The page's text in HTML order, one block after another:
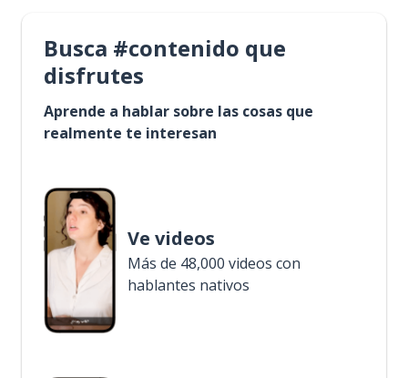
Busca #contenido que
disfrutes
Aprende a hablar sobre las cosas que
realmente te interesan
Ve videos
Más de 48,000 videos con
hablantes nativos